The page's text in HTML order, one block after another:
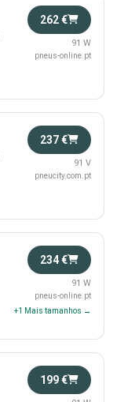
262 €
91 W
pneus-online.pt
237 €
91 V
pneucity.com.pt
234 €
91 W
pneus-online.pt
+1 Mais tamanhos →
199 €